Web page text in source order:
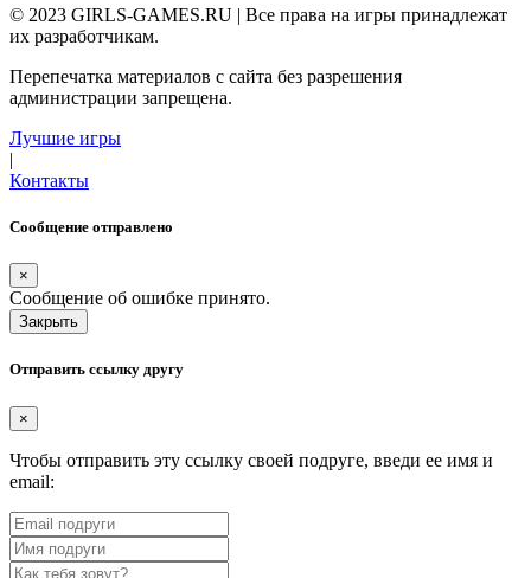
© 2023 GIRLS-GAMES.RU | Все права на игры принадлежат
их разработчикам.
Перепечатка материалов с сайта без разрешения
администрации запрещена.
Лучшие игры
|
Контакты
Сообщение отправлено
×
Сообщение об ошибке принято.
Закрыть
Отправить ссылку другу
×
Чтобы отправить эту ссылку своей подруге, введи ее имя и
email: